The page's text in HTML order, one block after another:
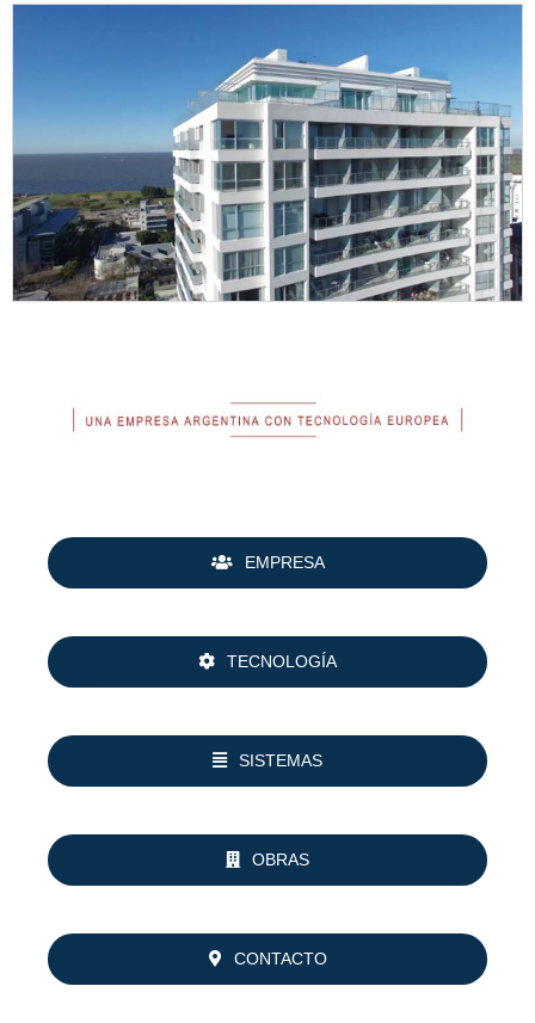
EMPRESA
TECNOLOGÍA
SISTEMAS
OBRAS
CONTACTO